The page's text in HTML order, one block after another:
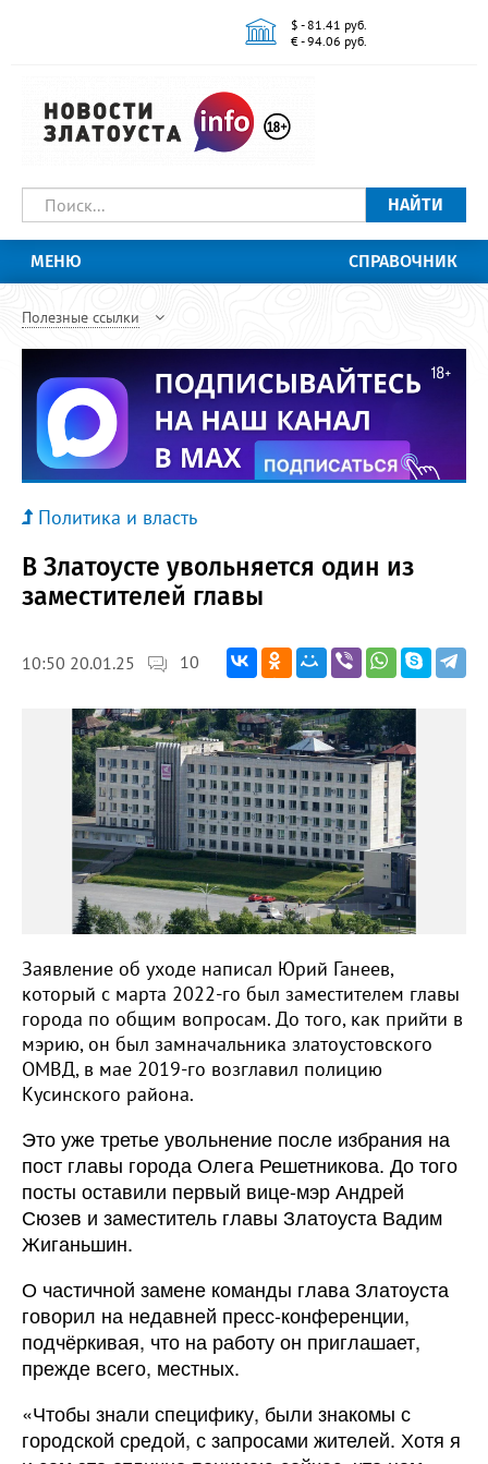
$ - 81.41 руб.
€ - 94.06 руб.
НАЙТИ
МЕНЮ СПРАВОЧНИК
Полезные ссылки
Политика и власть
В Златоусте увольняется один из
заместителей главы
10:50 20.01.25 10
Заявление об уходе написал Юрий Ганеев,
который с марта 2022-го был заместителем главы
города по общим вопросам. До того, как прийти в
мэрию, он был замначальника златоустовского
ОМВД, в мае 2019-го возглавил полицию
Кусинского района.
Это уже третье увольнение после избрания на
пост главы города Олега Решетникова. До того
посты оставили первый вице-мэр Андрей
Сюзев и заместитель главы Златоуста Вадим
Жиганьшин.
О частичной замене команды глава Златоуста
говорил на недавней пресс-конференции,
подчёркивая, что на работу он приглашает,
прежде всего, местных.
«Чтобы знали специфику, были знакомы с
городской средой, с запросами жителей. Хотя я